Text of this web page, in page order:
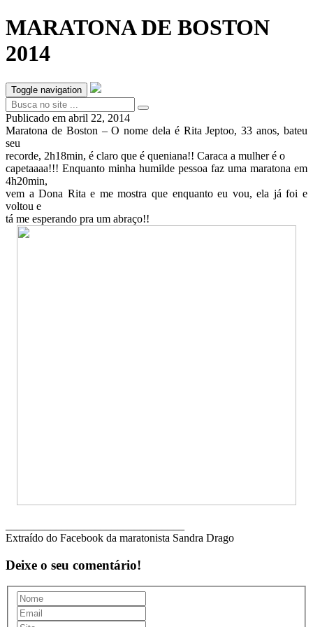
MARATONA DE BOSTON
2014
Toggle navigation
Publicado em abril 22, 2014
Maratona de Boston – O nome dela é Rita Jeptoo, 33 anos, bateu
seu
recorde, 2h18min, é claro que é queniana!! Caraca a mulher é o
capetaaaa!!! Enquanto minha humilde pessoa faz uma maratona em
4h20min,
vem a Dona Rita e me mostra que enquanto eu vou, ela já foi e
voltou e
tá me esperando pra um abraço!!
Extraído do Facebook da maratonista Sandra Drago
Deixe o seu comentário!